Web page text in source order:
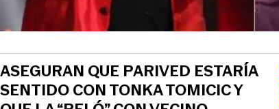
ASEGURAN QUE PARIVED ESTARÍA
SENTIDO CON TONKA TOMICIC Y